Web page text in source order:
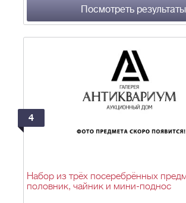
Посмотреть результаты
4
Набор из трёх посеребрённых
половник, чайник и мини-поднос